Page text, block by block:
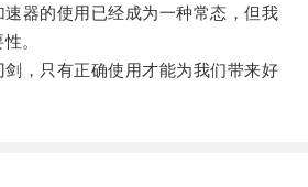
器的使用已经成为一种常态，但我
。
，只有正确使用才能为我们带来好